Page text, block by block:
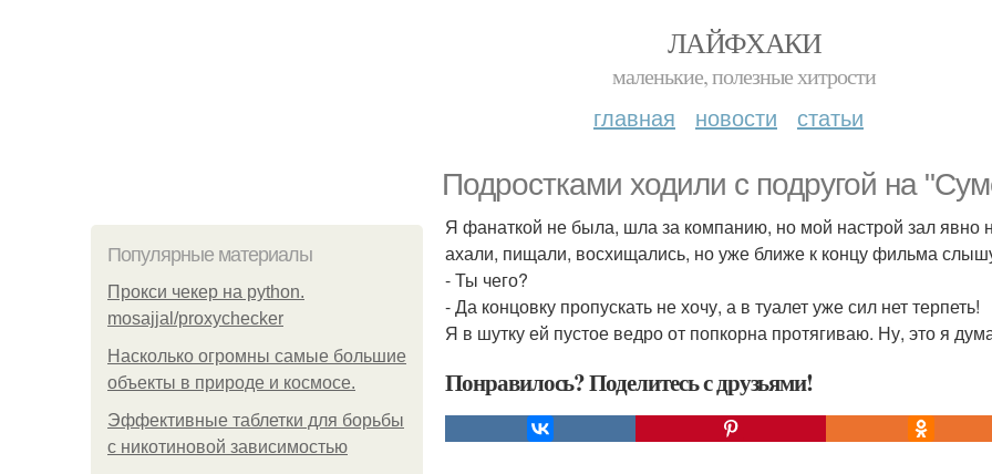
ЛАЙФХАКИ
маленькие, полезные хитрости
главная новости статьи
Подростками ходили с подругой на
Популярные материалы
Прокси чекер на python.
mosajjal/proxychecker
Насколько огромны самые большие
объекты в природе и космосе.
Эффективные таблетки для борьбы
с никотиновой зависимостью
Я фанаткой не была, шла за компанию, но мой настрой зал явно
ахали, пищали, восхищались, но уже ближе к концу фильма
- Ты чего?
- Да концовку пропускать не хочу, а в туалет уже сил нет терпеть!
Я в шутку ей пустое ведро от попкорна протягиваю. Ну, это я
Понравилось? Поделитесь с друзьями!